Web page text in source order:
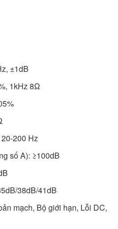
±1dB
1kHz 8Ω
200 Hz
số A): ≥100dB
38dB/41dB
mạch, Bộ giới hạn, Lỗi DC,